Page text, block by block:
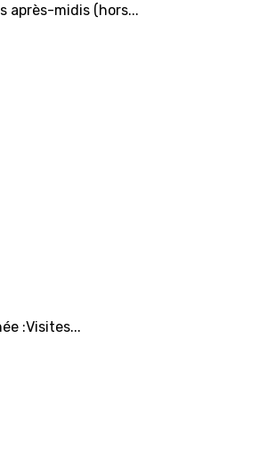
après-midis (hors...
:Visites...